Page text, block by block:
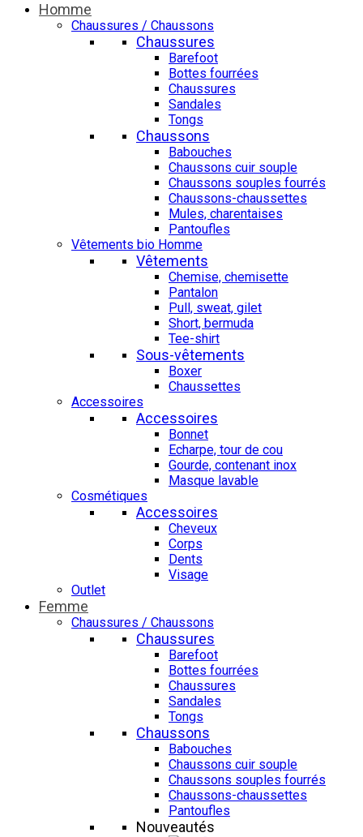
Homme
Chaussures / Chaussons
Chaussures
Barefoot
Bottes fourrées
Chaussures
Sandales
Tongs
Chaussons
Babouches
Chaussons cuir souple
Chaussons souples fourrés
Chaussons-chaussettes
Mules, charentaises
Pantoufles
Vêtements bio Homme
Vêtements
Chemise, chemisette
Pantalon
Pull, sweat, gilet
Short, bermuda
Tee-shirt
Sous-vêtements
Boxer
Chaussettes
Accessoires
Accessoires
Bonnet
Echarpe, tour de cou
Gourde, contenant inox
Masque lavable
Cosmétiques
Accessoires
Cheveux
Corps
Dents
Visage
Outlet
Femme
Chaussures / Chaussons
Chaussures
Barefoot
Bottes fourrées
Chaussures
Sandales
Tongs
Chaussons
Babouches
Chaussons cuir souple
Chaussons souples fourrés
Chaussons-chaussettes
Pantoufles
Nouveautés